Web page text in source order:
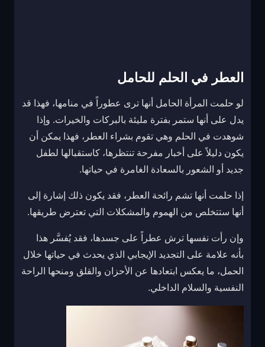
العطر في الحلم للحامل
لو حلمت المرأة الحامل أنها ترى عطوراً في منامها، فهذا قد
يدل على أنها ستمر بفترة مليئة بالبركات والخيرات. وإذا
شوهدت في الحلم وهي تقوم بشراء العطر، فهذا يمكن أن
يكون دليلاً على أخبار مفرحة تنتظرها، كاستقبالها لطفل
جديد أو الشعور بالسعادة الغامرة في حياتها.
إذا حلمت أنها تشم رائحة العطر، فقد يكون ذلك إشارة إلى
أنها ستتخلص من الهموم والمشكلات التي تعترض طريقها.
وإن رأت نفسها ترش عطراً على جسدها، فقد يُفسَّر هذا
بأنه علامة على التجديد الإيجابي الذي يحدث في حياتها خلال
الحمل، ما يعكس ابتعادها عن الأحزان والقلق ومنحها الراحة
النفسية والسلام الداخلي.